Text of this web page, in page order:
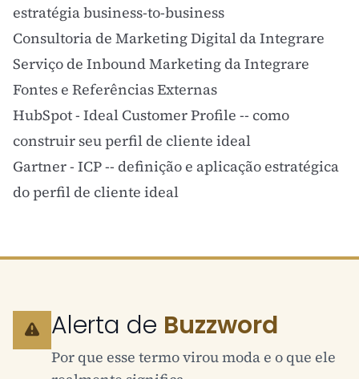
estratégia business-to-business
Consultoria de Marketing Digital da Integrare
Serviço de Inbound Marketing da Integrare
Fontes e Referências Externas
HubSpot - Ideal Customer Profile -- como
construir seu perfil de cliente ideal
Gartner - ICP-- definição e aplicação estratégica
do perfil de cliente ideal
Alerta de Buzzword
Por que esse termo virou moda e o que ele